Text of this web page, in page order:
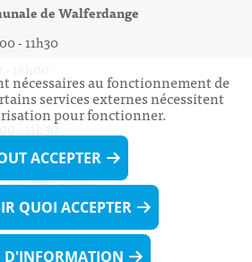
de Walferdange
11h30
vendredi après-
uniquement sur Rdv
nécessaires au fonctionnement de
services externes nécessitent
pour fonctionner.
ACCEPTER
QUOI ACCEPTER
D'INFORMATION